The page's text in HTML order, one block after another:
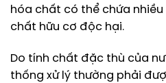
hóa chất có thể chứa
chất hữu cơ độc hại.
Do tính chất đặc thù của
thống xử lý thường phải